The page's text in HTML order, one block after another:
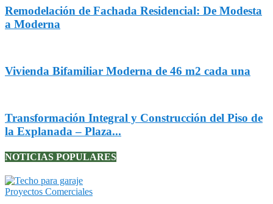
Remodelación de Fachada Residencial: De Modesta
a Moderna
Vivienda Bifamiliar Moderna de 46 m2 cada una
Transformación Integral y Construcción del Piso de
la Explanada – Plaza...
NOTICIAS POPULARES
Proyectos Comerciales